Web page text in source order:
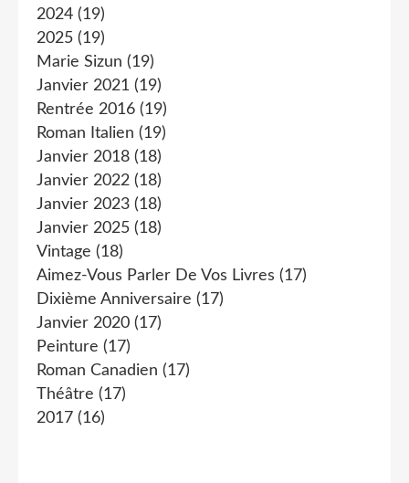
2024 (19)
2025 (19)
Marie Sizun (19)
Janvier 2021 (19)
Rentrée 2016 (19)
Roman Italien (19)
Janvier 2018 (18)
Janvier 2022 (18)
Janvier 2023 (18)
Janvier 2025 (18)
Vintage (18)
Aimez-Vous Parler De Vos Livres (17)
Dixième Anniversaire (17)
Janvier 2020 (17)
Peinture (17)
Roman Canadien (17)
Théâtre (17)
2017 (16)